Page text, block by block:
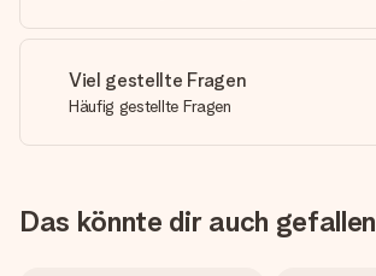
Viel gestellte Fragen
Häufig gestellte Fragen
Das könnte dir auch gefallen